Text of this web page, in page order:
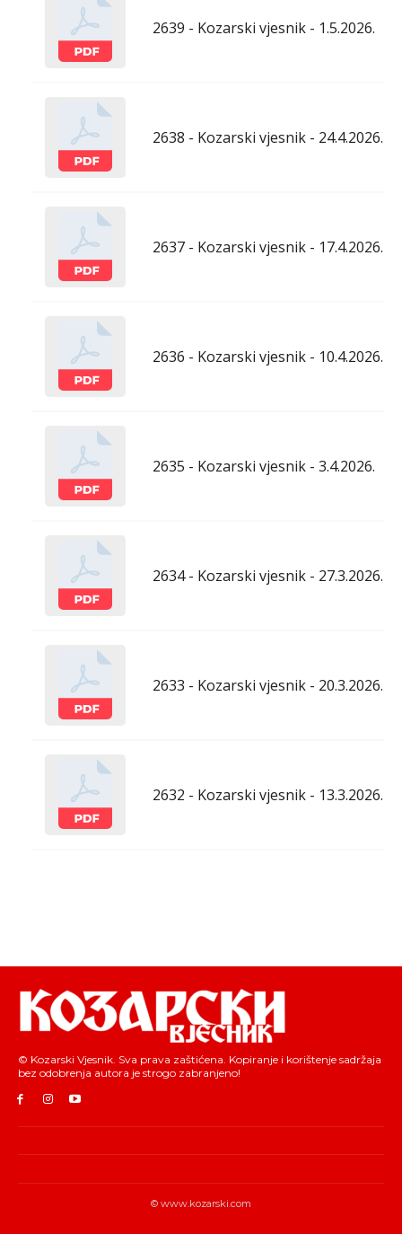
2639 - Kozarski vjesnik - 1.5.2026.
2638 - Kozarski vjesnik - 24.4.2026.
2637 - Kozarski vjesnik - 17.4.2026.
2636 - Kozarski vjesnik - 10.4.2026.
2635 - Kozarski vjesnik - 3.4.2026.
2634 - Kozarski vjesnik - 27.3.2026.
2633 - Kozarski vjesnik - 20.3.2026.
2632 - Kozarski vjesnik - 13.3.2026.
© Kozarski Vjesnik. Sva prava zaštićena. Kopiranje i korištenje sadržaja
bez odobrenja autora je strogo zabranjeno!
© www.kozarski.com